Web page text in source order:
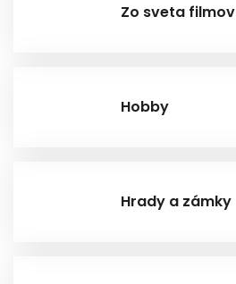
Zo sveta filmov
Hobby
Hrady a zámky